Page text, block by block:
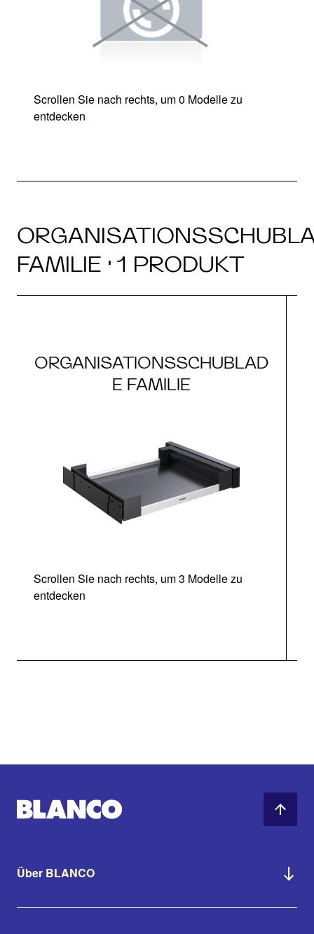
Scrollen Sie nach rechts, um 0 Modelle zu
entdecken
FAMILIE · 1 PRODUKT
ORGANISATIONSSCHUBLAD
E FAMILIE
Scrollen Sie nach rechts, um 3 Modelle zu
entdecken
Über BLANCO